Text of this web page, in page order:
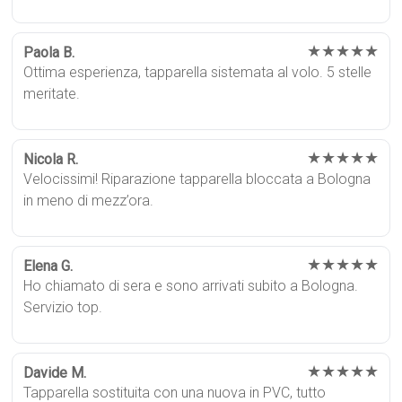
Paola B. ★★★★★
Ottima esperienza, tapparella sistemata al volo. 5 stelle
meritate.
Nicola R. ★★★★★
Velocissimi! Riparazione tapparella bloccata a Bologna
in meno di mezz’ora.
Elena G. ★★★★★
Ho chiamato di sera e sono arrivati subito a Bologna.
Servizio top.
Davide M. ★★★★★
Tapparella sostituita con una nuova in PVC, tutto